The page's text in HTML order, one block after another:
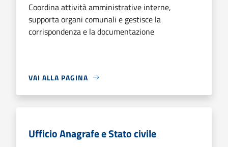
Coordina attività amministrative interne,
supporta organi comunali e gestisce la
corrispondenza e la documentazione
VAI ALLA PAGINA
Ufficio Anagrafe e Stato civile